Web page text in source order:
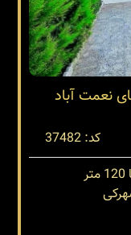
نعمت آباد
کد: 37482